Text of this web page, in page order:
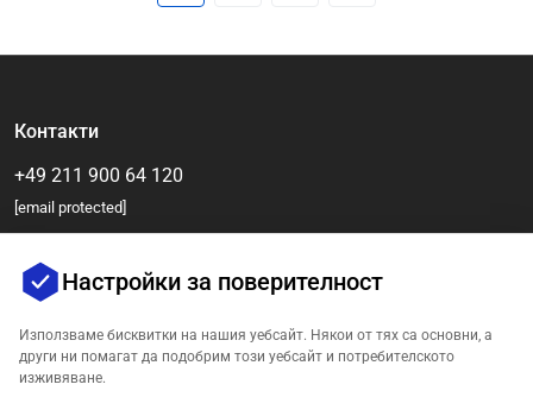
Контакти
+49 211 900 64 120
[email protected]
Настройки за поверителност
Използваме бисквитки на нашия уебсайт. Някои от тях са основни, а
други ни помагат да подобрим този уебсайт и потребителското
изживяване.